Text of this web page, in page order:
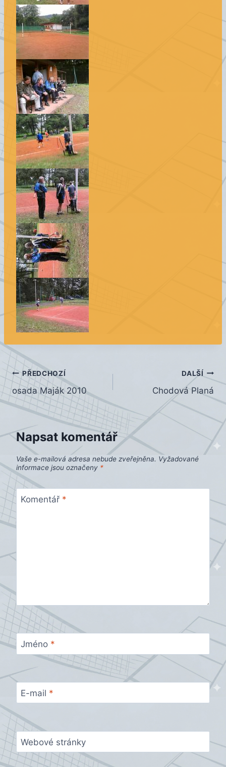
Navigace
pro
příspěvek
PŘEDCHOZÍ
osada Maják 2010
DALŠÍ
Chodová Planá
Napsat komentář
Vaše e-mailová adresa nebude zveřejněna. Vyžadované
informace jsou označeny *
Komentář *
Jméno *
E-mail *
Webové stránky